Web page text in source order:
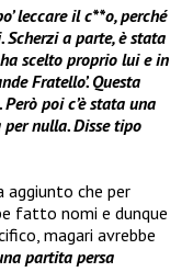
leccare il c**o, perché
a parte, è stata
scelto proprio lui e in
Fratello’. Questa
poi c’è stata una
nulla. Disse tipo
aggiunto che per
fatto nomi e dunque
magari avrebbe
partita persa